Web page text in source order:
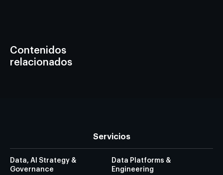
Contenidos
relacionados
Servicios
Data, AI Strategy &
Governance
Data Platforms &
Engineering